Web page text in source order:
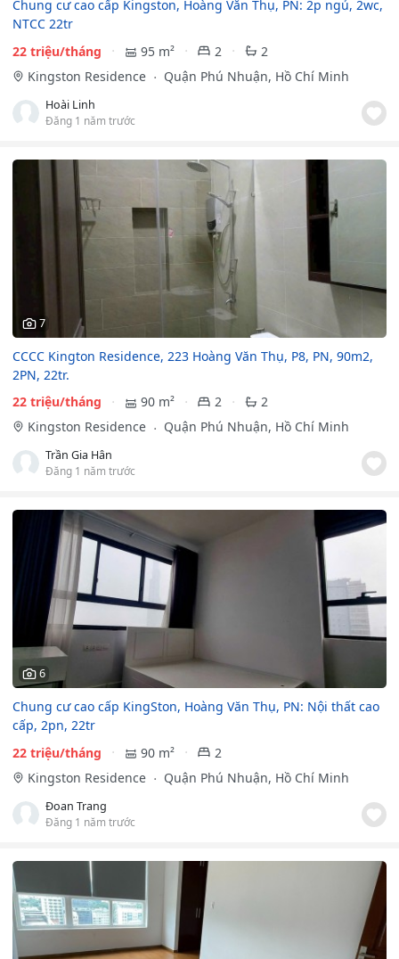
Chung cư cao cấp Kingston, Hoàng Văn Thụ, PN: 2p ngủ, 2wc,
NTCC 22tr
22 triệu/tháng
95 m² 2
2
Kingston Residence
Quận Phú Nhuận, Hồ Chí Minh
Hoài Linh
Đăng 1 năm trước
7
CCCC Kington Residence, 223 Hoàng Văn Thụ, P8, PN, 90m2,
2PN, 22tr.
22 triệu/tháng
90 m² 2
2
Kingston Residence
Quận Phú Nhuận, Hồ Chí Minh
Trần Gia Hân
Đăng 1 năm trước
6
Chung cư cao cấp KingSton, Hoàng Văn Thụ, PN: Nội thất cao
cấp, 2pn, 22tr
22 triệu/tháng
90 m²
2
Kingston Residence
Quận Phú Nhuận, Hồ Chí Minh
Đoan Trang
Đăng 1 năm trước